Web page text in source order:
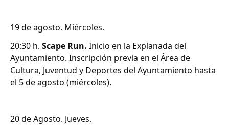
19 de agosto. Miércoles.
20:30 h. Scape Run. Inicio en la Explanada del
Ayuntamiento. Inscripción previa en el Área de
Cultura, Juventud y Deportes del Ayuntamiento hasta
el 5 de agosto (miércoles).
20 de Agosto. Jueves.